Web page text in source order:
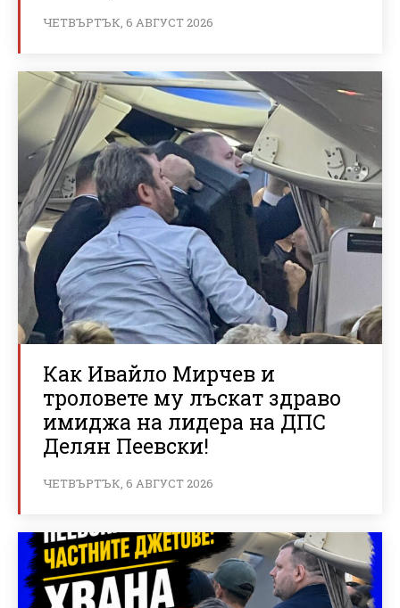
ЧЕТВЪРТЪК, 6 АВГУСТ 2026
Как Ивайло Мирчев и
троловете му лъскат здраво
имиджа на лидера на ДПС
Делян Пеевски!
ЧЕТВЪРТЪК, 6 АВГУСТ 2026